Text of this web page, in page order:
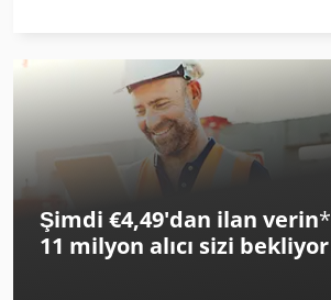
Manitou 170 Aetj-L
Manitou M 30-4
Manitou Mc 25-4
Manitou Mt 1840
Mercedes-Benz Sprinter
Şimdi €4,49'dan ilan verin*
11 milyon alıcı sizi bekliyor